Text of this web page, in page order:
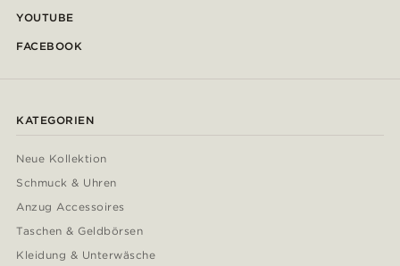
YOUTUBE
FACEBOOK
KATEGORIEN
Neue Kollektion
Schmuck & Uhren
Anzug Accessoires
Taschen & Geldbörsen
Kleidung & Unterwäsche